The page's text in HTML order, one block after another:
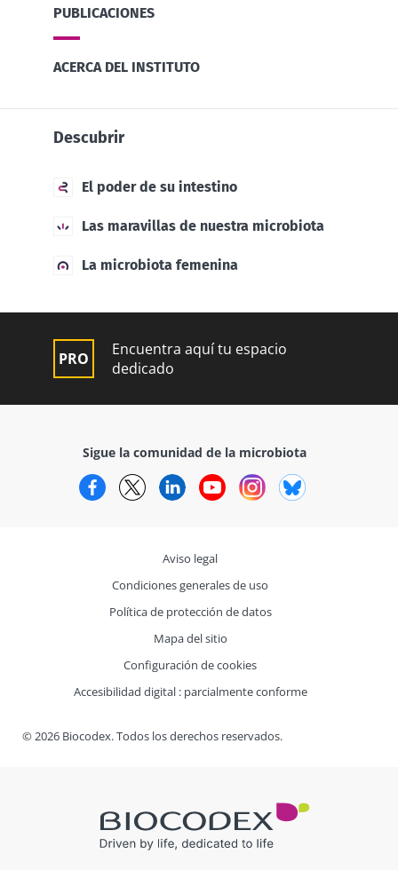
PUBLICACIONES
ACERCA DEL INSTITUTO
Descubrir
El poder de su intestino
Las maravillas de nuestra microbiota
La microbiota femenina
Encuentra aquí tu espacio
dedicado
Sigue la comunidad de la microbiota
FacebookTwitterLinkedInYouTubeInstagram
© 2026 Biocodex. Todos los derechos reservados.
Aviso legal
Condiciones generales de uso
Política de protección de datos
Mapa del sitio
Configuración de cookies
Accesibilidad digital : parcialmente conforme